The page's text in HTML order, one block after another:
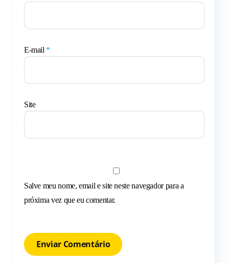
E-mail *
Site
Salve meu nome, email e site neste navegador para a
próxima vez que eu comentar.